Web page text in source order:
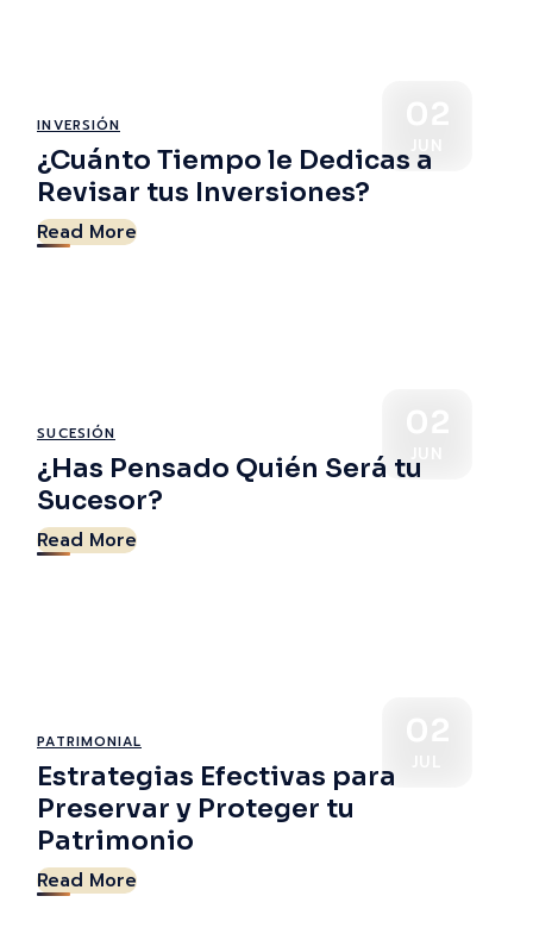
INVERSIÓN
¿Cuánto Tiempo le Dedicas a
Revisar tus Inversiones?
Read More
SUCESIÓN
¿Has Pensado Quién Será tu
Sucesor?
Read More
PATRIMONIAL
Estrategias Efectivas para
Preservar y Proteger tu
Patrimonio
Read More